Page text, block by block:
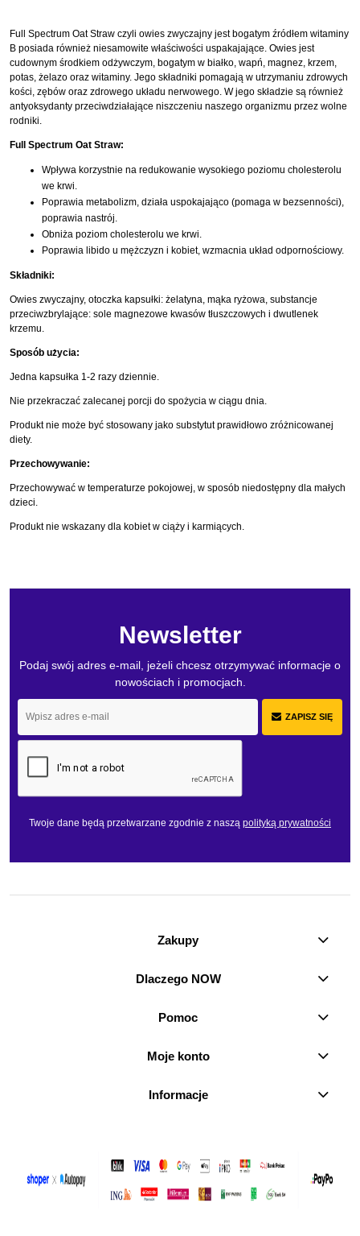
Full Spectrum Oat Straw czyli owies zwyczajny jest bogatym źródłem witaminy
B posiada również niesamowite właściwości uspakajające. Owies jest
cudownym środkiem odżywczym, bogatym w białko, wapń, magnez, krzem,
potas, żelazo oraz witaminy. Jego składniki pomagają w utrzymaniu zdrowych
kości, zębów oraz zdrowego układu nerwowego. W jego składzie są również
antyoksydanty przeciwdziałające niszczeniu naszego organizmu przez wolne
rodniki.
Full Spectrum Oat Straw:
Wpływa korzystnie na redukowanie wysokiego poziomu cholesterolu
we krwi.
Poprawia metabolizm, działa uspokajająco (pomaga w bezsenności),
poprawia nastrój.
Obniża poziom cholesterolu we krwi.
Poprawia libido u mężczyzn i kobiet, wzmacnia układ odpornościowy.
Składniki:
Owies zwyczajny, otoczka kapsułki: żelatyna, mąka ryżowa, substancje
przeciwzbrylające: sole magnezowe kwasów tłuszczowych i dwutlenek
krzemu.
Sposób użycia:
Jedna kapsułka 1-2 razy dziennie.
Nie przekraczać zalecanej porcji do spożycia w ciągu dnia.
Produkt nie może być stosowany jako substytut prawidłowo zróżnicowanej
diety.
Przechowywanie:
Przechowywać w temperaturze pokojowej, w sposób niedostępny dla małych
dzieci.
Produkt nie wskazany dla kobiet w ciąży i karmiących.
Newsletter
Podaj swój adres e-mail, jeżeli chcesz otrzymywać informacje o
nowościach i promocjach.
ZAPISZ SIĘ
Twoje dane będą przetwarzane zgodnie z naszą polityką prywatności
Zakupy
Dlaczego NOW
Pomoc
Moje konto
Informacje